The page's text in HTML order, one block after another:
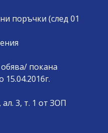
поръчки (след 01
покана
3, т. 1 от ЗОП